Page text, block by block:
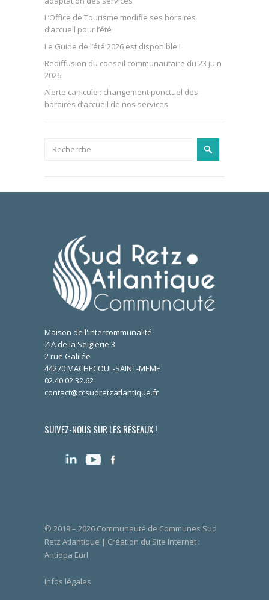
L’Office de Tourisme modifie ses horaires
d’accueil pour l’été
Le Guide de l’été 2026 est disponible !
Rediffusion du conseil communautaire du 23 juin
2026
Alerte canicule : changement ponctuel des
horaires d’accueil de nos services
Maison de l'intercommunalité
ZIA de la Seiglerie 3
2 rue Galilée
44270 MACHECOUL-SAINT-MEME
02.40.02.32.62
contact@ccsudretzatlantique.fr
SUIVEZ-NOUS SUR LES RÉSEAUX !
© 2019 – 2026 Communauté de Communes Sud
Retz Atlantique | Création du Site Internet :
Antiopa Eurl
Infos légales